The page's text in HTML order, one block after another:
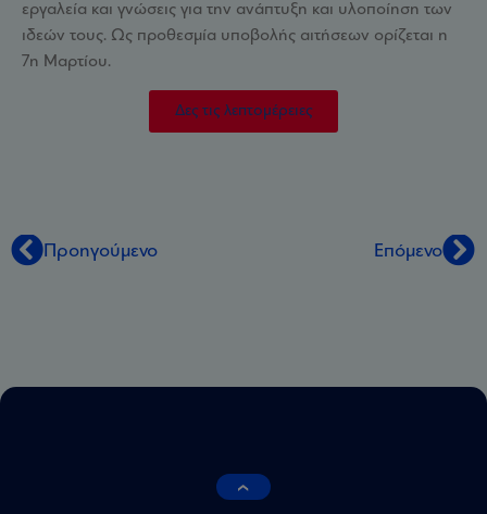
εργαλεία και γνώσεις για την ανάπτυξη και υλοποίηση των
ιδεών τους. Ως προθεσμία υποβολής αιτήσεων ορίζεται η
7η Μαρτίου.
Δες τις λεπτομέρειες
Προηγούμενο Επόμενο